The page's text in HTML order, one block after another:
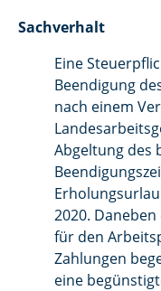
Sachverhalt
Eine
Beendigung
nach einem
Abgeltung des
2020.
für den
Zahlungen
eine